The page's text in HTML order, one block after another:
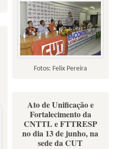
Fotos: Felix Pereira
Ato de Unificação e
Fortalecimento da
CNTTL e FTTRESP
no dia 13 de junho, na
sede da CUT